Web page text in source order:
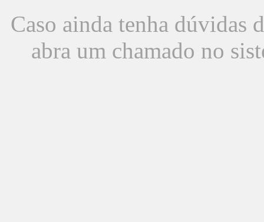
Caso ainda tenha dúvidas
abra um chamado no